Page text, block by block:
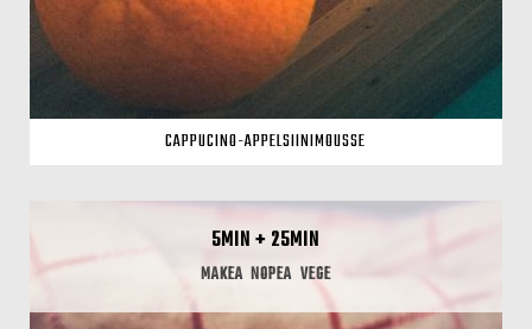
CAPPUCINO-APPELSIINIMOUSSE
5MIN + 25MIN
MAKEA NOPEA VEGE